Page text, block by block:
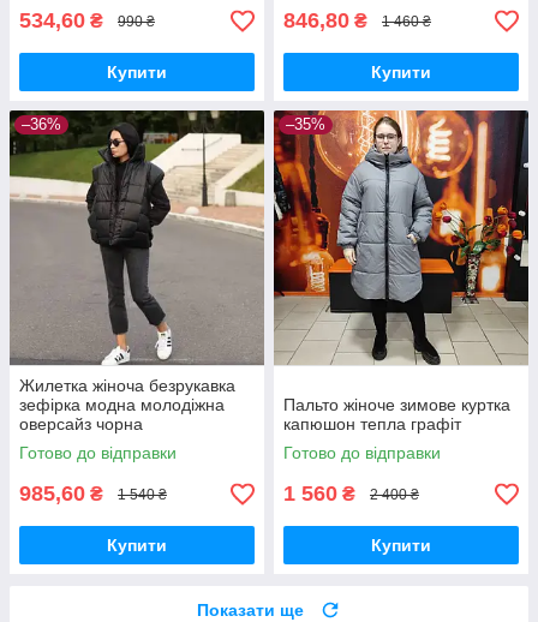
534,60 ₴ 990 ₴
Купити
846,80 ₴ 1 460 ₴
Купити
–36%
Жилетка жіноча безрукавка
зефірка модна молодіжна
оверсайз чорна
Готово до відправки
985,60 ₴ 1 540 ₴
Купити
–35%
Пальто жіноче зимове куртка
капюшон тепла графіт
Готово до відправки
1 560 ₴ 2 400 ₴
Купити
Показати ще